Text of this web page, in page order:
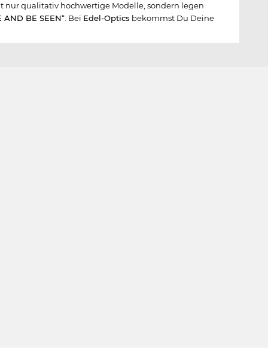
nur qualitativ hochwertige Modelle, sondern legen
AND BE SEEN“. Bei Edel-Optics bekommst Du Deine